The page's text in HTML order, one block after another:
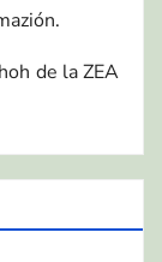
de la ZEA